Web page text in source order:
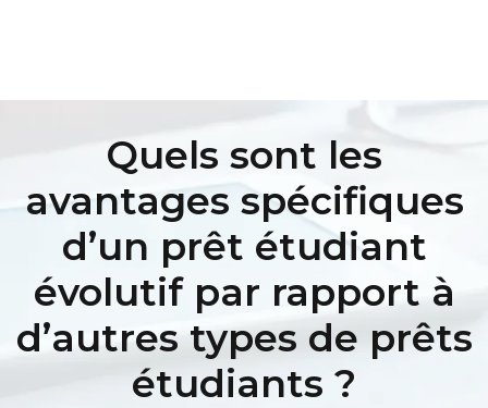
Quels sont les
avantages spécifiques
d’un prêt étudiant
évolutif par rapport à
d’autres types de prêts
étudiants ?